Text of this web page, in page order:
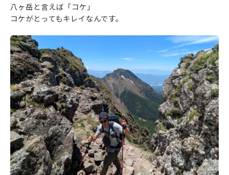
八ヶ岳と言えば「コケ」
コケがとってもキレイなんです。